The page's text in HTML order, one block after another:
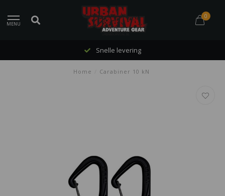
MENU
0
Snelle levering
Home Carabiner 10 kN